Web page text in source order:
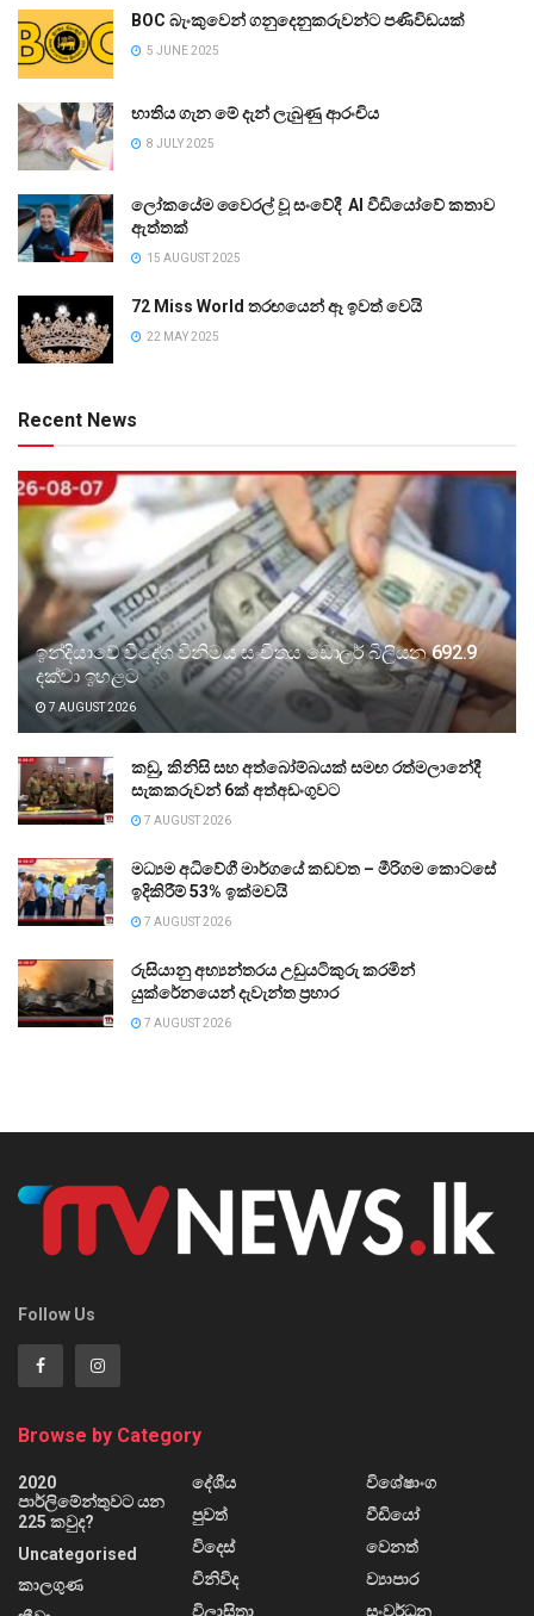
BOC බැංකුවෙන් ගනුදෙනුකරුවන්ට පණිවිඩයක්
5 JUNE 2025
භාතිය ගැන මේ දැන් ලැබුණු ආරංචිය
8 JULY 2025
ලෝකයේම වෛරල් වූ සංවේදී AI වීඩියෝවේ කතාව
ඇත්තක්
15 AUGUST 2025
72 Miss World තරඟයෙන් ඈ ඉවත් වෙයි
22 MAY 2025
Recent News
ඉන්දියාවේ විදේශ විනිමය සංචිතය ඩොලර් බිලියන 692.9
දක්වා ඉහළට
7 AUGUST 2026
කඩු, කිනිසි සහ අත්බෝම්බයක් සමඟ රත්මලානේදී
සැකකරුවන් 6ක් අත්අඩංගුවට
7 AUGUST 2026
මධ්‍යම අධිවේගී මාර්ගයේ කඩවත – මීරිගම කොටසේ
ඉදිකිරීම් 53% ඉක්මවයි
7 AUGUST 2026
රුසියානු අභ්‍යන්තරය උඩුයටිකුරු කරමින්
යුක්රේනයෙන් දැවැන්ත ප්‍රහාර
7 AUGUST 2026
Follow Us
Browse by Category
2020
පාර්ලිමේන්තුවට යන
225 කවුද?
Uncategorised
කාලගුණ
දේශීය
පුවත්
විදෙස්
විනිවිද
විලාසිතා
විශේෂාංග
වීඩියෝ
වෙනත්
ව්‍යාපාර
සංවර්ධන